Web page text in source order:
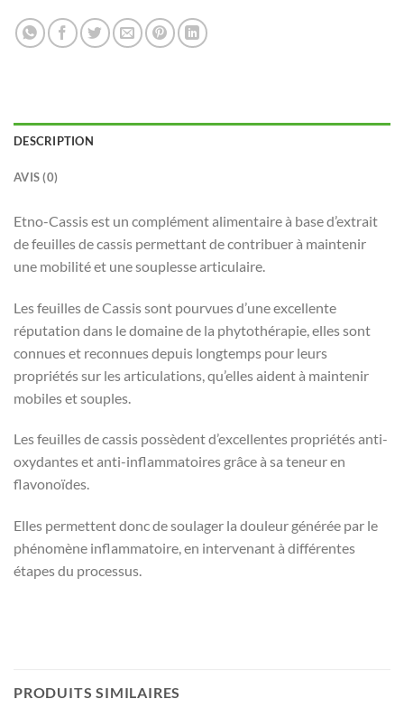
DESCRIPTION
AVIS (0)
Etno-Cassis est un complément alimentaire à base d’extrait
de feuilles de cassis permettant de contribuer à maintenir
une mobilité et une souplesse articulaire.
Les feuilles de Cassis sont pourvues d’une excellente
réputation dans le domaine de la phytothérapie, elles sont
connues et reconnues depuis longtemps pour leurs
propriétés sur les articulations, qu’elles aident à maintenir
mobiles et souples.
Les feuilles de cassis possèdent d’excellentes propriétés anti-
oxydantes et anti-inflammatoires grâce à sa teneur en
flavonoïdes.
Elles permettent donc de soulager la douleur générée par le
phénomène inflammatoire, en intervenant à différentes
étapes du processus.
PRODUITS SIMILAIRES